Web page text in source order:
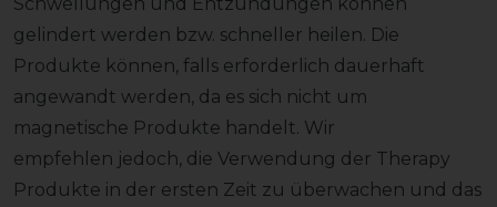
gelindert werden bzw. schneller heilen. Die
Produkte können, falls erforderlich dauerhaft
angewandt werden, da es sich nicht um
magnetische Produkte handelt. Wir
empfehlen jedoch, die Verwendung der Therapy
Produkte in der ersten Zeit zu überwachen und das